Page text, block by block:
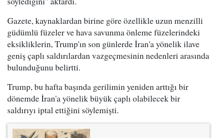
Gazete, kaynaklardan birine göre özellikle uzun menzilli
güdümlü füzeler ve hava savunma önleme füzelerindeki
eksikliklerin, Trump'ın son günlerde İran'a yönelik ilave
geniş çaplı saldırılardan vazgeçmesinin nedenleri arasında
bulunduğunu belirtti.
Trump, bu hafta başında gerilimin yeniden arttığı bir
dönemde İran'a yönelik büyük çaplı olabilecek bir
saldırıyı iptal ettiğini söylemişti.